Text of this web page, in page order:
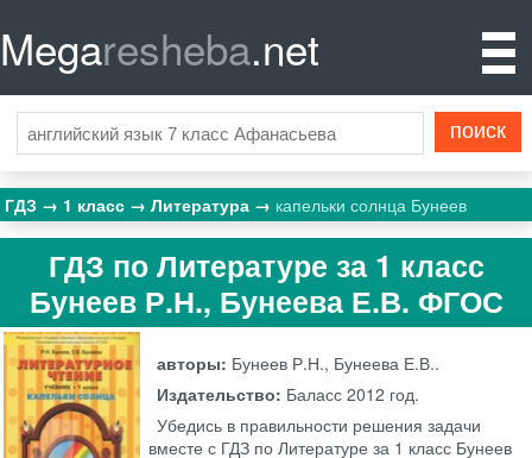
Megaresheba.net
ГДЗ 1 класс Литература капельки солнца Бунеев
ГДЗ по Литературе за 1 класс
Бунеев Р.Н., Бунеева Е.В. ФГОС
авторы: Бунеев Р.Н., Бунеева Е.В..
Издательство: Баласс 2012 год.
Убедись в правильности решения задачи
вместе с ГДЗ по Литературе за 1 класс Бунеев